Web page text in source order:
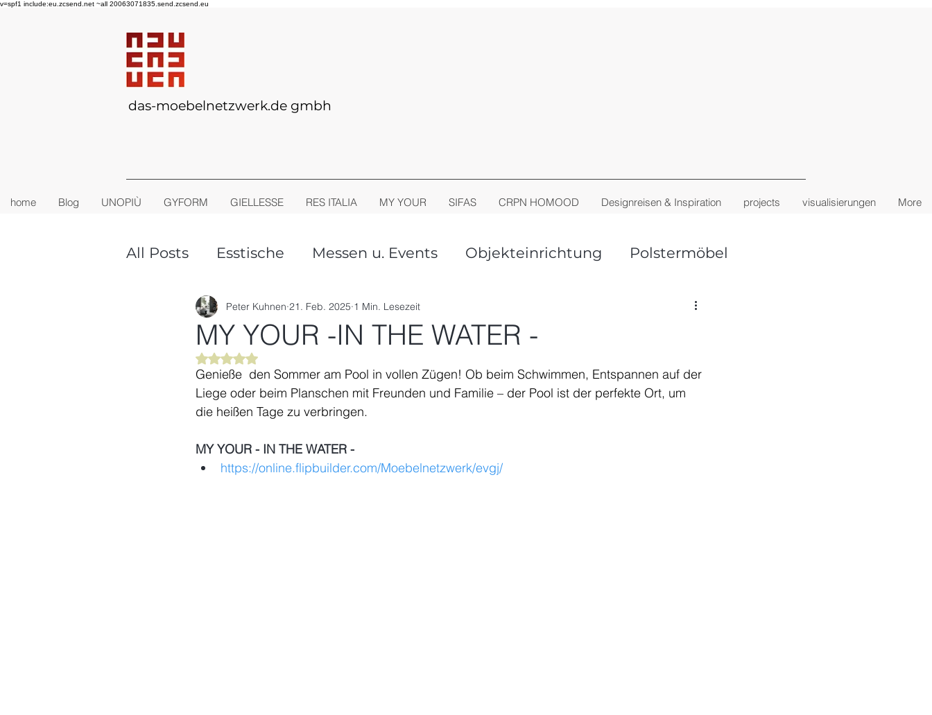
v=spf1 include:eu.zcsend.net ~all 20063071835.send.zcsend.eu
das-moebelnetzwerk.de gmbh
home Blog UNOPIÙ GYFORM GIELLESSE RES ITALIA MY YOUR SIFAS CRPN HOMOOD Designreisen & Inspiration projects visualisierungen More
All Posts Esstische Messen u. Events Objekteinrichtung Polstermöbel
TINY-HOUSE Outdoor Living Stühle + Sessel
MY YOUR -IN THE WATER -
Peter Kuhnen 21. Feb. 2025 1 Min. Lesezeit
Mit NaN von 5 Sternen bewertet.
Genieße  den Sommer am Pool in vollen Zügen! Ob beim Schwimmen, Entspannen auf der
Liege oder beim Planschen mit Freunden und Familie – der Pool ist der perfekte Ort, um
die heißen Tage zu verbringen.
MY YOUR - IN THE WATER -
https://online.flipbuilder.com/Moebelnetzwerk/evgj/